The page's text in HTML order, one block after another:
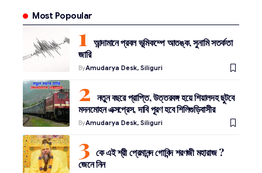
Most Popoular
আন্দামানে প্রবল ভূমিকম্পে আতঙ্ক, সুনামি সতর্কতা
জারি
ByAmudarya Desk, Siliguri
নতুন বছরে প্রাপ্তি, উত্তরবঙ্গ হয়ে শিয়ালদহ ছুটবে
মদনমোহন এক্সপ্রেস, দাবি পূরণ হবে শিলিগুড়িবাসীর
ByAmudarya Desk, Siliguri
কে এই শ্রী প্রেমানন্দ গোবিন্দ শরণজী মহারাজ ?
জেনে নিন